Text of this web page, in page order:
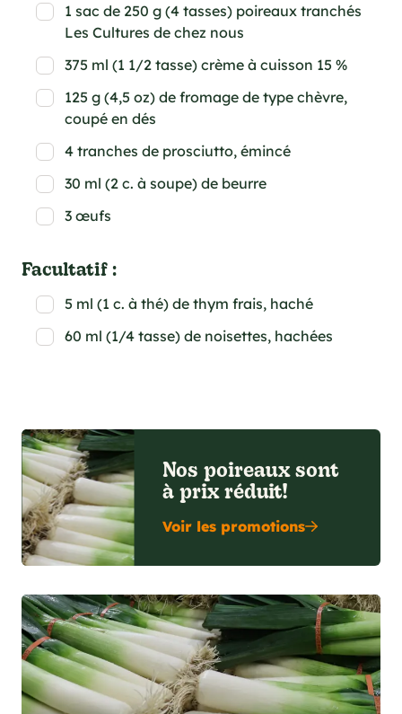
1 sac de 250 g (4 tasses) poireaux tranchés
Les Cultures de chez nous
375 ml (1 1/2 tasse) crème à cuisson 15 %
125 g (4,5 oz) de fromage de type chèvre,
coupé en dés
4 tranches de prosciutto, émincé
30 ml (2 c. à soupe) de beurre
3 œufs
Facultatif :
5 ml (1 c. à thé) de thym frais, haché
60 ml (1/4 tasse) de noisettes, hachées
Nos poireaux sont
à prix réduit!
Voir les promotions